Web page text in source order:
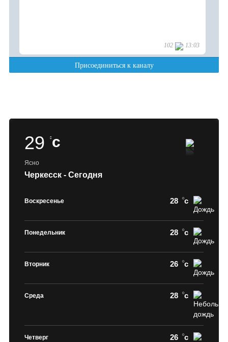
29 c
Ясно
Черкесск - Сегодня
Воскресенье 28 c
Понедельник 28 c
Вторник 26 c
Среда 28 c
Четверг 26 c